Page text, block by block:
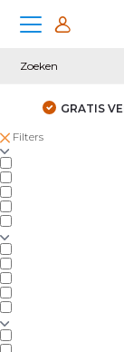
GRATIS
Filters